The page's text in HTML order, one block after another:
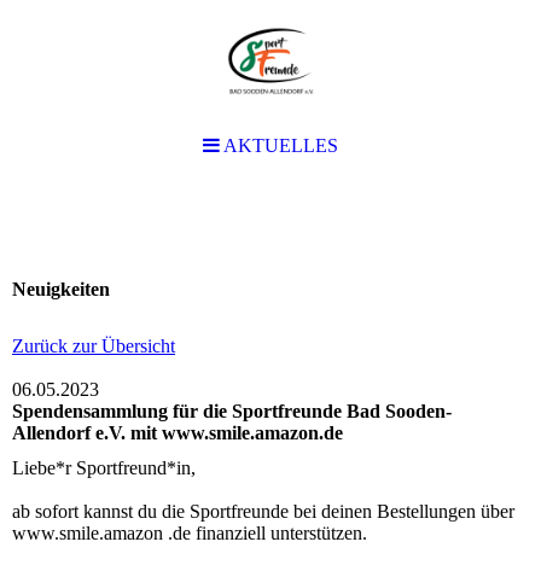
AKTUELLES
Neuigkeiten
Zurück zur Übersicht
06.05.2023
Spendensammlung für die Sportfreunde Bad Sooden-
Allendorf e.V. mit www.smile.amazon.de
Liebe*r Sportfreund*in,
ab sofort kannst du die Sportfreunde bei deinen Bestellungen über
www.smile.amazon .de finanziell unterstützen.
AKTUELLES